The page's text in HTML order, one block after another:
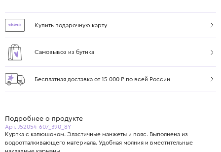
Купить подарочную карту
Самовывоз из бутика
Бесплатная доставка от 15 000 ₽ по всей России
Подробнее о продукте
Арт. J52054-607_390_8Y
Куртка с капюшоном. Эластичные манжеты и пояс. Выполнена из
водоотталкивающего материала. Удобная молния и вместительные